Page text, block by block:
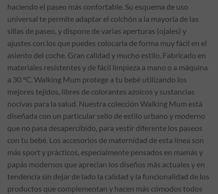
haciendo el paseo más confortable. Su esquema de uso
universal te permite adaptar el colchón a la mayoría de las
sillas de paseo, y dispone de varias aperturas (ojales) y
ajustes con los que puedes colocarla de forma muy fácil en el
asiento del coche. Gran calidad y mucho estilo. Fabricado en
materiales resistentes y de fácil limpieza a mano o a máquina
a 30 °C. Walking Mum protege a tu bebé utilizando los
mejores tejidos, libres de colorantes azoicos y sustancias
nocivas para la salud. Nuestra colección Walking Mum está
diseñada con un particular sello de estilo urbano y moderno
que no pasa desapercibido, para vestir diferente los paseos
con tu bebé. Los accesorios de maternidad de esta línea son
más sport y prácticos, especialmente pensados en mamás y
papás modernos que aprecian los diseños más actuales y en
tendencia sin dejar de lado la calidad y la funcionalidad de los
productos que complementan y hacen más cómodos todos